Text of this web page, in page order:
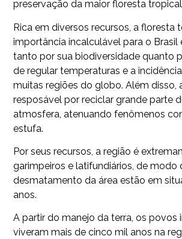
preservação da maior floresta
Rica em diversos recursos, a floresta
importância incalculável para o Brasil
tanto por sua biodiversidade quanto
de regular temperaturas e a
muitas regiões do globo. Além disso,
resposável por reciclar grande parte
atmosfera, atenuando fenômenos
estufa.
Por seus recursos, a região é
garimpeiros e latifundiários, de modo
desmatamento da área estão em
anos.
A partir do manejo da terra, os povos
viveram mais de cinco mil anos na